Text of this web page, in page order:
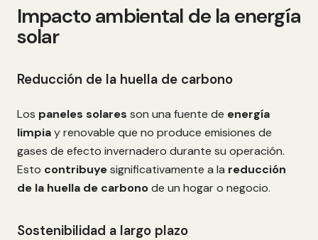
Impacto ambiental de la energía
solar
Reducción de la huella de carbono
Los paneles solares son una fuente de energía
limpiay renovable que no produce emisiones de
gases de efecto invernadero durante su operación.
Esto contribuyesignificativamente a la reducción
de la huella de carbonode un hogar o negocio.
Sostenibilidad a largo plazo